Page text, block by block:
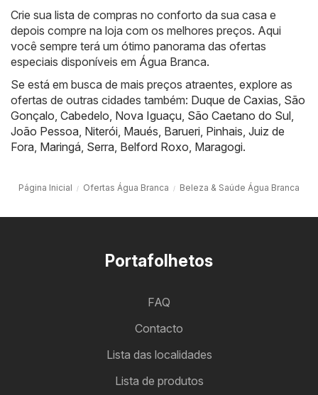
Crie sua lista de compras no conforto da sua casa e
depois compre na loja com os melhores preços. Aqui
você sempre terá um ótimo panorama das ofertas
especiais disponíveis em Água Branca.
Se está em busca de mais preços atraentes, explore as
ofertas de outras cidades também: Duque de Caxias São
Gonçalo Cabedelo Nova Iguaçu São Caetano do Sul
João Pessoa Niterói Maués Barueri Pinhais Juiz de
Fora Maringá Serra Belford Roxo Maragogi.
Página Inicial Ofertas Água Branca Beleza & Saúde Água Branca
Portafolhetos
FAQ
Contacto
Lista das localidades
Lista de produtos